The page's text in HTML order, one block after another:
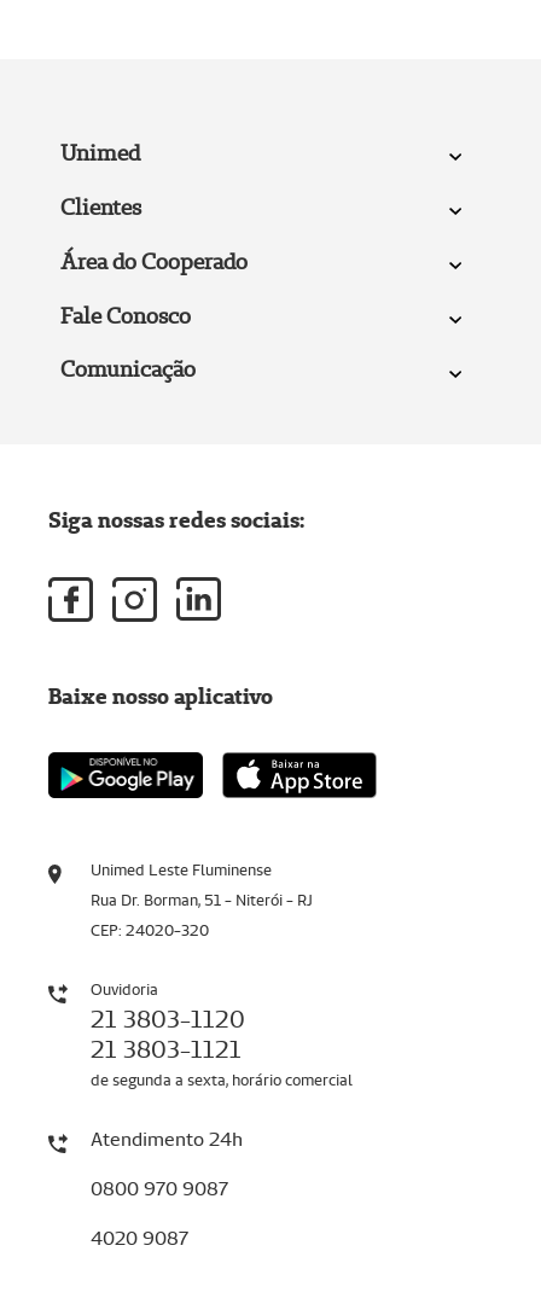
Unimed
Clientes
Área do Cooperado
Fale Conosco
Comunicação
Unimed Leste Fluminense
Rua Dr. Borman, 51 - Niterói - RJ
CEP: 24020-320
Ouvidoria
21 3803-1120
21 3803-1121
de segunda a sexta, horário comercial
Atendimento 24h
0800 970 9087
4020 9087
Siga nossas redes sociais:
Baixe nosso aplicativo